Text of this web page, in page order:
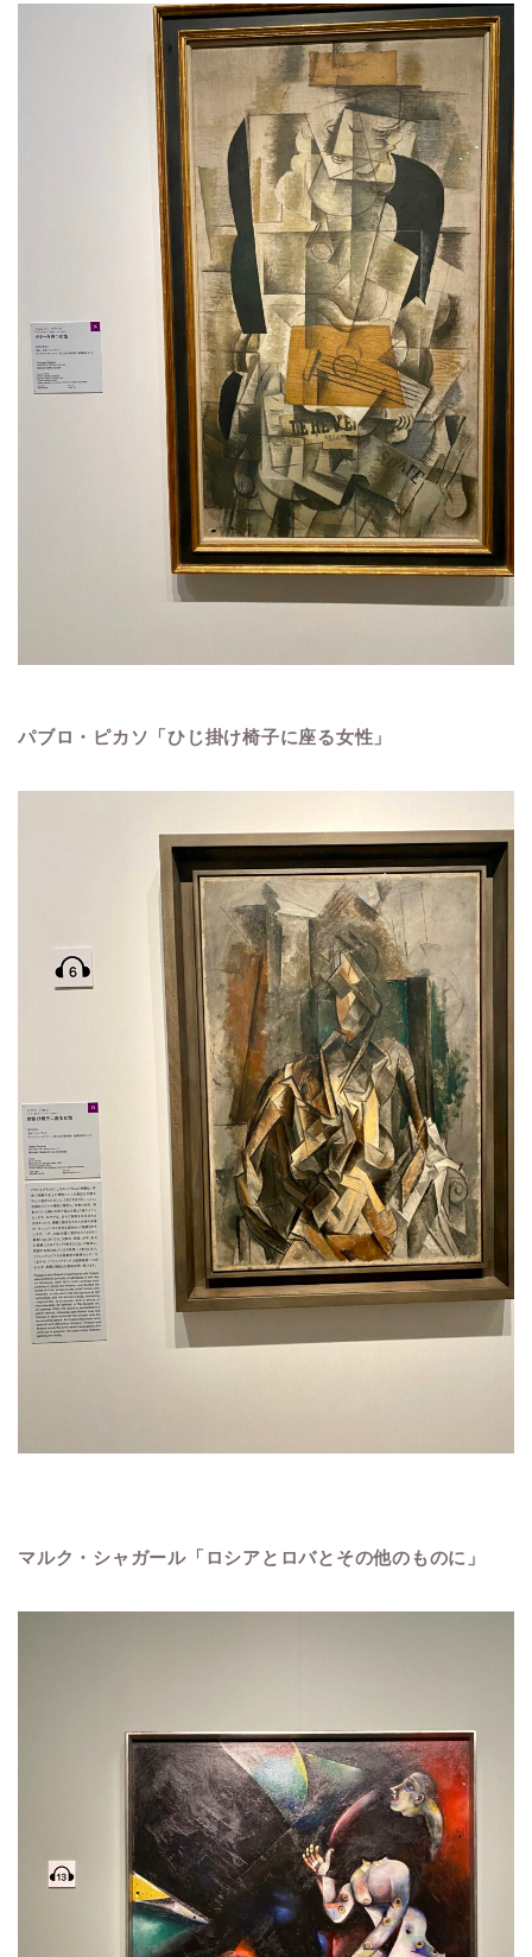
パブロ・ピカソ「ひじ掛け椅子に座る女性」
マルク・シャガール「ロシアとロバとその他のものに」